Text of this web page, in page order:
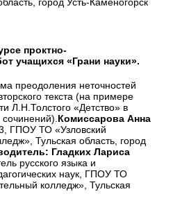
проктно-
учащихся «Грани науки».
преодоления неточностей
текста (на примере
Л.Н.Толстого «Детство» в
Комиссарова Анна
ГПОУ ТО «Узловский
Тульская область, город
Гладких Лариса
русского языка и
наук, ГПОУ ТО
колледж», Тульская